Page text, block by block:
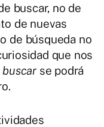
buscar, no de
de nuevas
de búsqueda no
que nos
se podrá